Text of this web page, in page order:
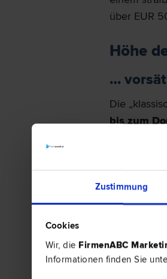
Zustimmung
Cookies
Wir, die FirmenABC
Informationen finden Sie
über EUR
Höhe
…
Die
bis zum
FinStrG).
FinStrG).